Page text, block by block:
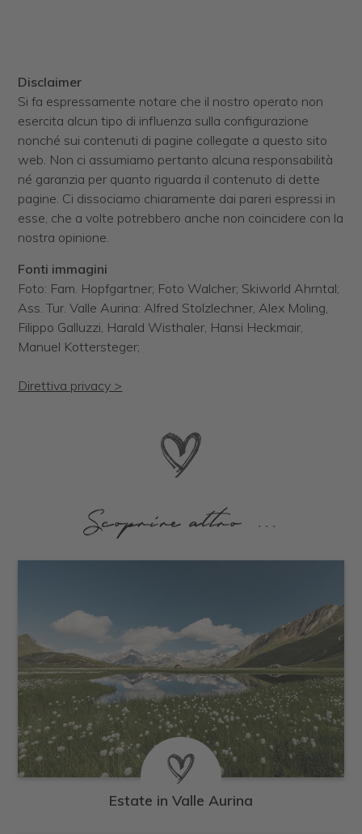
Disclaimer
Si fa espressamente notare che il nostro operato non
esercita alcun tipo di influenza sulla configurazione
nonché sui contenuti di pagine collegate a questo sito
web. Non ci assumiamo pertanto alcuna responsabilità
né garanzia per quanto riguarda il contenuto di dette
pagine. Ci dissociamo chiaramente dai pareri espressi in
esse, che a volte potrebbero anche non coincidere con la
nostra opinione.
Fonti immagini
Foto: Fam. Hopfgartner; Foto Walcher; Skiworld Ahrntal;
Ass. Tur. Valle Aurina: Alfred Stolzlechner, Alex Moling,
Filippo Galluzzi, Harald Wisthaler, Hansi Heckmair,
Manuel Kottersteger;
Direttiva privacy >
Scoprire altro ...
Estate in Valle Aurina